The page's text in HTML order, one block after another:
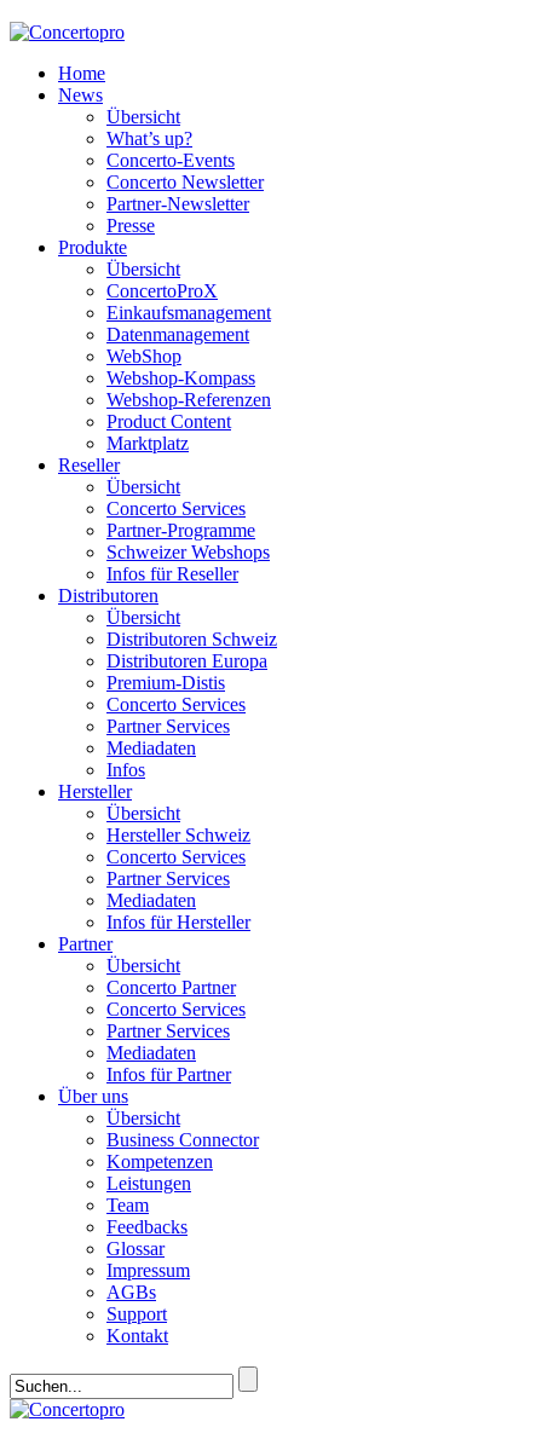
Home
News
Übersicht
What’s up?
Concerto-Events
Concerto Newsletter
Partner-Newsletter
Presse
Produkte
Übersicht
ConcertoProX
Einkaufsmanagement
Datenmanagement
WebShop
Webshop-Kompass
Webshop-Referenzen
Product Content
Marktplatz
Reseller
Übersicht
Concerto Services
Partner-Programme
Schweizer Webshops
Infos für Reseller
Distributoren
Übersicht
Distributoren Schweiz
Distributoren Europa
Premium-Distis
Concerto Services
Partner Services
Mediadaten
Infos
Hersteller
Übersicht
Hersteller Schweiz
Concerto Services
Partner Services
Mediadaten
Infos für Hersteller
Partner
Übersicht
Concerto Partner
Concerto Services
Partner Services
Mediadaten
Infos für Partner
Über uns
Übersicht
Business Connector
Kompetenzen
Leistungen
Team
Feedbacks
Glossar
Impressum
AGBs
Support
Kontakt